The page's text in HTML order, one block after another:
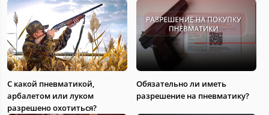
С какой пневматикой,
арбалетом или луком
разрешено охотиться?
Обязательно ли иметь
разрешение на пневматику?